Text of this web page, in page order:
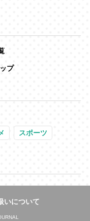
プ
スポーツ
いについて